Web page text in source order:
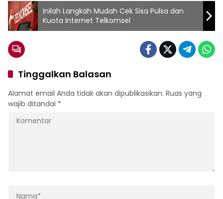
Inilah Langkah Mudah Cek Sisa Pulsa dan
Kuota Internet Telkomsel
Tinggalkan Balasan
Alamat email Anda tidak akan dipublikasikan. Ruas yang
wajib ditandai *